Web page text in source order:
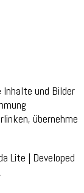
und Bilder
übernehme
Lite | Developed
.